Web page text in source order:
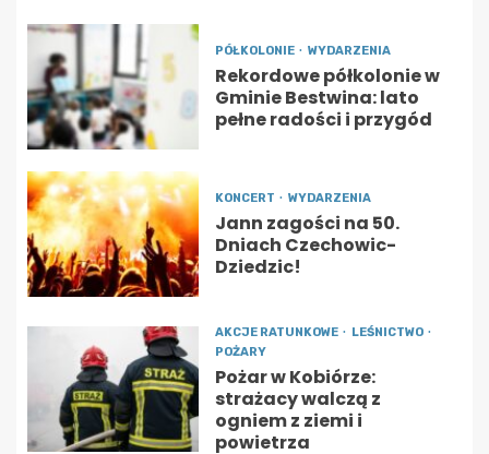
PÓŁKOLONIE WYDARZENIA
Rekordowe półkolonie w
Gminie Bestwina: lato
pełne radości i przygód
KONCERT WYDARZENIA
Jann zagości na 50.
Dniach Czechowic-
Dziedzic!
AKCJE RATUNKOWE
LEŚNICTWO
POŻARY
Pożar w Kobiórze:
strażacy walczą z
ogniem z ziemi i
powietrza